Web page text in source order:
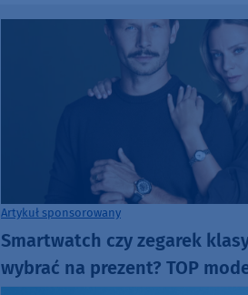
Artykuł sponsorowany
Smartwatch czy zegarek
wybrać na prezent? TOP